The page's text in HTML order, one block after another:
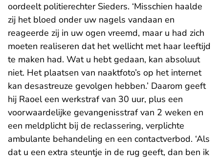
oordeelt politierechter Sieders. ‘Misschien haalde
zij het bloed onder uw nagels vandaan en
reageerde zij in uw ogen vreemd, maar u had zich
moeten realiseren dat het wellicht met haar leeftijd
te maken had. Wat u hebt gedaan, kan absoluut
niet. Het plaatsen van naaktfoto’s op het internet
kan desastreuze gevolgen hebben.’ Daarom geeft
hij Raoel een werkstraf van 30 uur, plus een
voorwaardelijke gevangenisstraf van 2 weken en
een meldplicht bij de reclassering, verplichte
ambulante behandeling en een contactverbod. ‘Als
dat u een extra steuntje in de rug geeft, dan ben ik